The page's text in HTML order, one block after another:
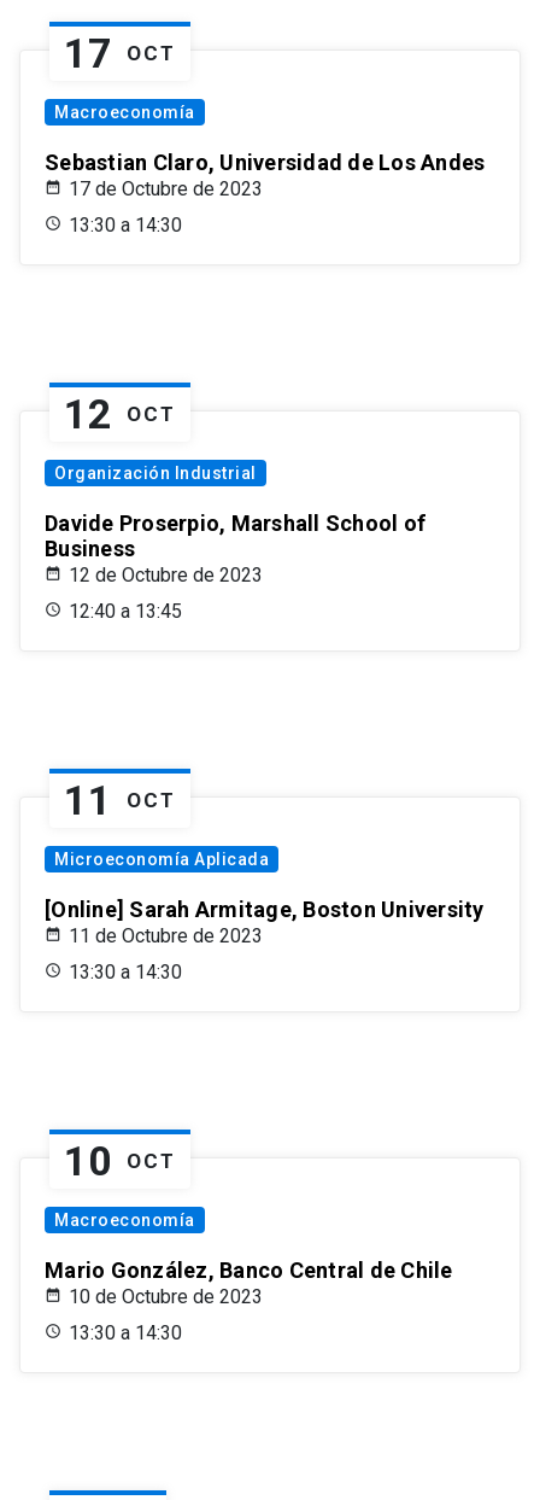
17 OCT
Macroeconomía
Sebastian Claro, Universidad de Los Andes
17 de Octubre de 2023
13:30 a 14:30
12 OCT
Organización Industrial
Davide Proserpio, Marshall School of
Business
12 de Octubre de 2023
12:40 a 13:45
11 OCT
Microeconomía Aplicada
[Online] Sarah Armitage, Boston University
11 de Octubre de 2023
13:30 a 14:30
10 OCT
Macroeconomía
Mario González, Banco Central de Chile
10 de Octubre de 2023
13:30 a 14:30